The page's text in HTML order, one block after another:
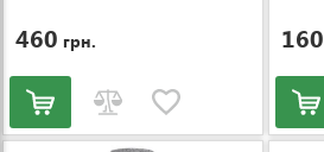
460 грн. 160